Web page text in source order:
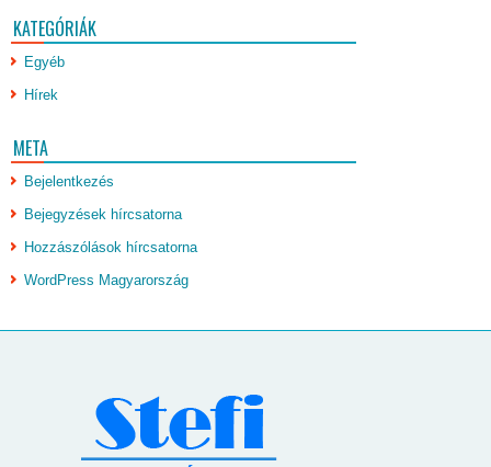
KATEGÓRIÁK
Egyéb
Hírek
META
Bejelentkezés
Bejegyzések hírcsatorna
Hozzászólások hírcsatorna
WordPress Magyarország